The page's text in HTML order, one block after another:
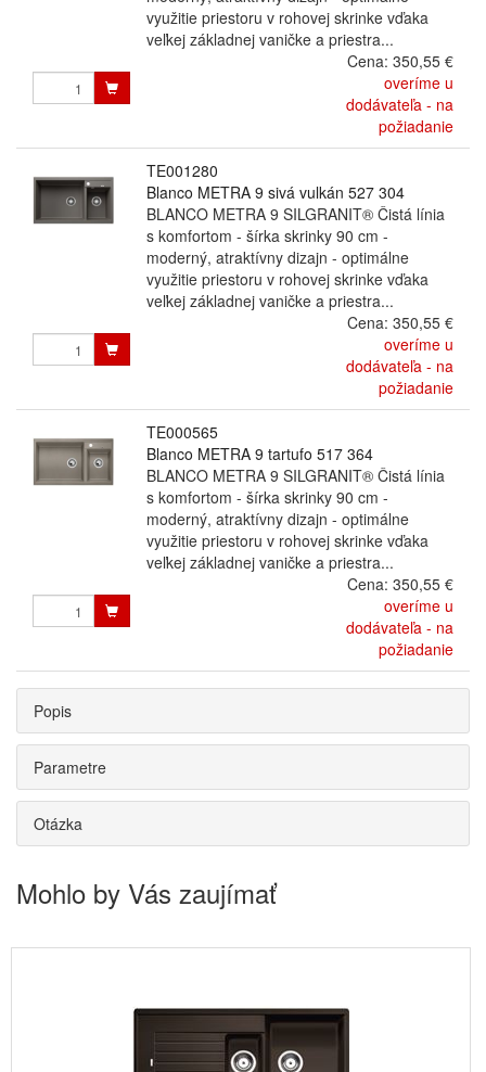
využitie priestoru v rohovej skrinke vďaka
veľkej základnej vaničke a priestra...
Cena: 350,55 €
overíme u
dodávateľa - na
požiadanie
TE001280
Blanco METRA 9 sivá vulkán 527 304
BLANCO METRA 9 SILGRANIT® Čistá línia
s komfortom - šírka skrinky 90 cm -
moderný, atraktívny dizajn - optimálne
využitie priestoru v rohovej skrinke vďaka
veľkej základnej vaničke a priestra...
Cena: 350,55 €
overíme u
dodávateľa - na
požiadanie
TE000565
Blanco METRA 9 tartufo 517 364
BLANCO METRA 9 SILGRANIT® Čistá línia
s komfortom - šírka skrinky 90 cm -
moderný, atraktívny dizajn - optimálne
využitie priestoru v rohovej skrinke vďaka
veľkej základnej vaničke a priestra...
Cena: 350,55 €
overíme u
dodávateľa - na
požiadanie
Popis
Parametre
Otázka
Mohlo by Vás zaujímať